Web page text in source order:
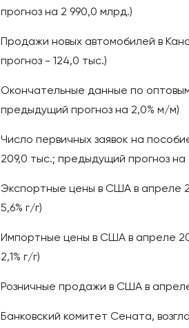
прогноз на 2 990,0 млрд.)
Продажи новых автомобилей в
прогноз - 124,0 тыс.)
Окончательные данные по
предыдущий прогноз на 2,0% м/м)
Число первичных заявок на
209,0 тыс.; предыдущий прогноз на
Экспортные цены в США в апреле
5,6% г/г)
Импортные цены в США в апреле
2,1% г/г)
Розничные продажи в США в апреле
Банковский комитет Сената,